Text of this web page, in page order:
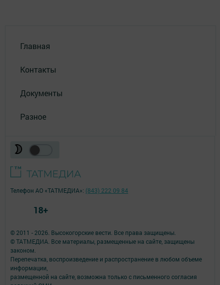
Главная
Контакты
Документы
Разное
© 2011 - 2026. Высокогорские вести. Все права защищены.
© ТАТМЕДИА. Все материалы, размещенные на сайте, защищены
законом.
Перепечатка, воспроизведение и распространение в любом объеме
информации,
размещенной на сайте, возможна только с письменного согласия
Телефон АО «ТАТМЕДИА»: (843) 222 09 84
18+